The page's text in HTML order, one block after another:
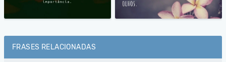
FRASES RELACIONADAS